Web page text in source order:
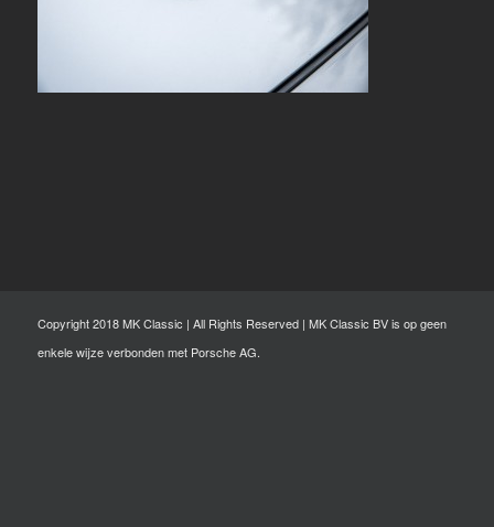
Copyright 2018 MK Classic | All Rights Reserved | MK Classic BV is op geen
enkele wijze verbonden met Porsche AG.